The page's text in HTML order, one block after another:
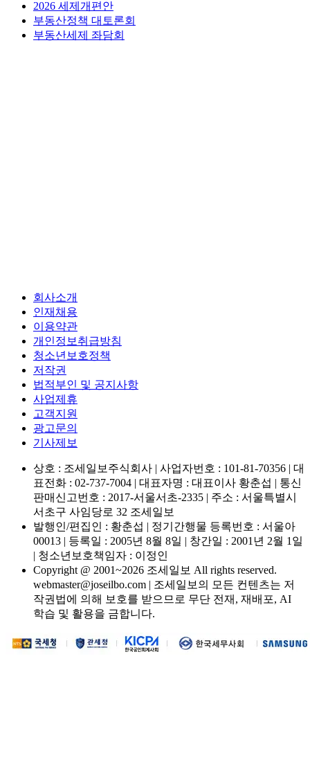
회사소개
인재채용
이용약관
개인정보취급방침
청소년보호정책
저작권
법적부인 및 공지사항
사업제휴
고객지원
광고문의
기사제보
상호 : 조세일보주식회사 | 사업자번호 : 101-81-70356 | 대
표전화 : 02-737-7004 | 대표자명 : 대표이사 황춘섭 | 통신
판매신고번호 : 2017-서울서초-2335 | 주소 : 서울특별시
서초구 사임당로 32 조세일보
발행인/편집인 : 황춘섭 | 정기간행물 등록번호 : 서울아
00013 | 등록일 : 2005년 8월 8일 | 창간일 : 2001년 2월 1일
| 청소년보호책임자 : 이정인
Copyright @ 2001~2026 조세일보 All rights reserved.
webmaster@joseilbo.com | 조세일보의 모든 컨텐츠는 저
작권법에 의해 보호를 받으므로 무단 전재, 재배포, AI
학습 및 활용을 금합니다.